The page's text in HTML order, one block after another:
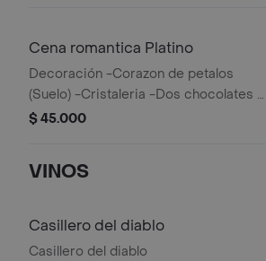
Cena romantica Platino
Decoración -Corazon de petalos
(Suelo) -Cristaleria -Dos chocolates -
Floreros (rosa) -Iluminacion tenue y
para musica
$ 45.000
VINOS
Casillero del diablo
Casillero del diablo